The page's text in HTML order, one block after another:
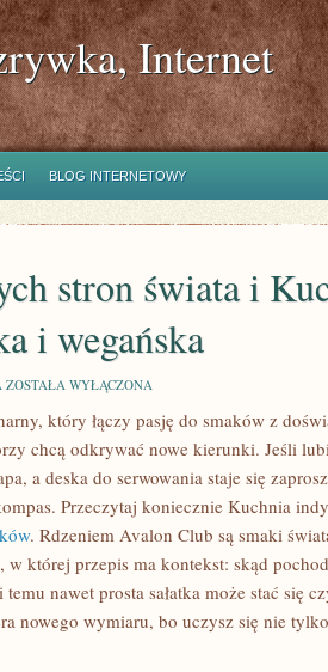
Internet
BLOG INTERNETOWY
stron świata i
i wegańska
ZUPY
RÓŻNYCH
STRON
ŚWIATA
I
KUCHNIA
WEGETARIAŃSKA
WEGAŃSKA
ZOSTAŁA WYŁĄCZONA
który łączy pasję do smaków z
chcą odkrywać nowe kierunki. Jeśli
a deska do serwowania staje się
Przeczytaj koniecznie Kuchnia
. Rdzeniem Avalon Club są smaki
w której przepis ma kontekst: skąd
nawet prosta sałatka może stać się
nowego wymiaru, bo uczysz się nie